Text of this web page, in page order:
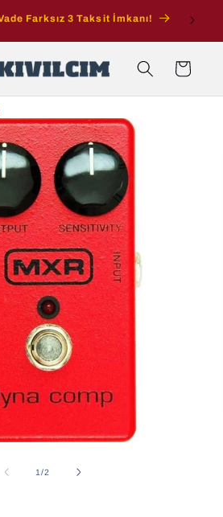
Farksız 3 Taksit İmkanı!
Sepet
1//2